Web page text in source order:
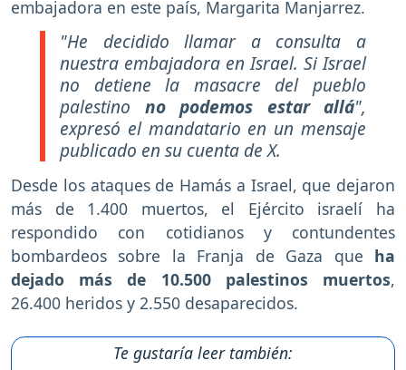
embajadora en este país, Margarita Manjarrez.
"He decidido llamar a consulta a
nuestra embajadora en Israel. Si Israel
no detiene la masacre del pueblo
palestino no podemos estar allá",
expresó el mandatario en un mensaje
publicado en su cuenta de X.
Desde los ataques de Hamás a Israel, que dejaron
más de 1.400 muertos, el Ejército israelí ha
respondido con cotidianos y contundentes
bombardeos sobre la Franja de Gaza que ha
dejado más de 10.500 palestinos muertos,
26.400 heridos y 2.550 desaparecidos.
Te gustaría leer también: